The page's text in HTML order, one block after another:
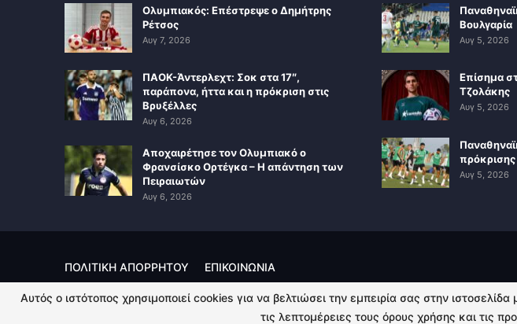
Ολυμπιακός: Επέστρεψε ο Δημήτρης
Ρέτσος
Αυγ 7, 2026
ΠΑΟΚ-Άντερλεχτ: Σοκ στα 17″,
παράπονα, ήττα και η πρόκριση στις
Βρυξέλλες
Αυγ 6, 2026
Αποχαιρέτησε τον Ολυμπιακό ο
Φρανσίσκο Ορτέγκα – Η απάντηση των
Πειραιωτών
Αυγ 6, 2026
Βουλγαρία
Αυγ 5, 2026
Επίσημα
Τζολάκης
Αυγ 5, 2026
Αυγ 5, 2026
ΠΟΛΙΤΙΚΗ ΑΠΟΡΡΗΤΟΥ ΕΠΙΚΟΙΝΩΝΙΑ
© 2026 - Kingsport.gr. All Rights Reserved.
Αυτός ο ιστότοπος χρησιμοποιεί cookies για να βελτιώσει την εμπειρία σας στην
τις λεπτομέρειες τους όρους χρήσης και τις